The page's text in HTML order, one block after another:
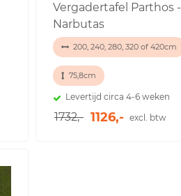
Vergadertafel Parthos -
Narbutas
200, 240, 280, 320 of 420cm
75,8cm
Levertijd circa 4-6 weken
1732,- 1126,- excl. btw